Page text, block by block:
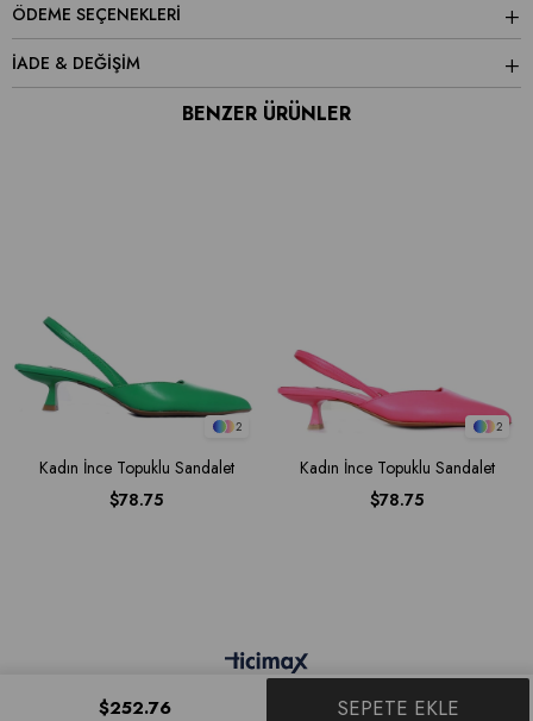
ÖDEME SEÇENEKLERI
İADE & DEĞİŞİM
BENZER ÜRÜNLER
2
Kadın İnce Topuklu Sandalet
$78.75
2
Kadın İnce Topuklu Sandalet
$78.75
$252.76